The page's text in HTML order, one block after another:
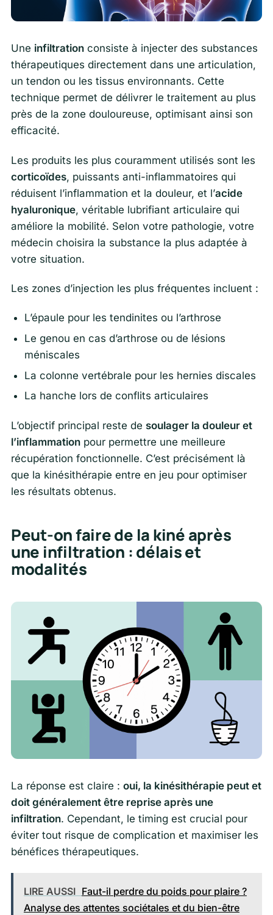
Une infiltration consiste à injecter des substances
thérapeutiques directement dans une articulation,
un tendon ou les tissus environnants. Cette
technique permet de délivrer le traitement au plus
près de la zone douloureuse, optimisant ainsi son
efficacité.
Les produits les plus couramment utilisés sont les
corticoïdes, puissants anti-inflammatoires qui
réduisent l’inflammation et la douleur, et l’acide
hyaluronique, véritable lubrifiant articulaire qui
améliore la mobilité. Selon votre pathologie, votre
médecin choisira la substance la plus adaptée à
votre situation.
Les zones d’injection les plus fréquentes incluent :
L’épaule pour les tendinites ou l’arthrose
Le genou en cas d’arthrose ou de lésions
méniscales
La colonne vertébrale pour les hernies discales
La hanche lors de conflits articulaires
L’objectif principal reste de soulager la douleur et
l’inflammation pour permettre une meilleure
récupération fonctionnelle. C’est précisément là
que la kinésithérapie entre en jeu pour optimiser
les résultats obtenus.
Peut-on faire de la kiné après
une infiltration : délais et
modalités
La réponse est claire : oui, la kinésithérapie peut et
doit généralement être reprise après une
infiltration. Cependant, le timing est crucial pour
éviter tout risque de complication et maximiser les
bénéfices thérapeutiques.
LIRE AUSSI Faut-il perdre du poids pour plaire ?
Analyse des attentes sociétales et du bien-être